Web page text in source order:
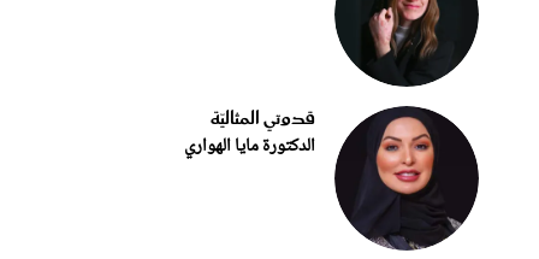
قدوتي المثاليّة
الدكتورة مايا الهواري